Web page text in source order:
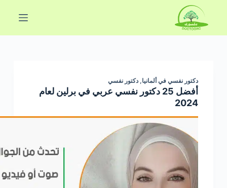
ت
ل
ل
م
ح
دكتور نفسي في ألمانيا, دكتور نفسي
أفضل 25 دكتور نفسي عربي في برلين لعام
2024